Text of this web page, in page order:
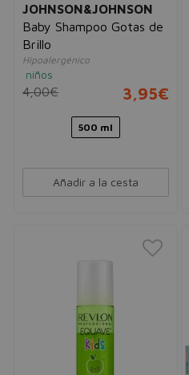
JOHNSON&JOHNSON
Baby Shampoo Gotas de
Brillo
Hipoalergénico
niños
4,00€ 3,95€
500 ml
Añadir a la cesta